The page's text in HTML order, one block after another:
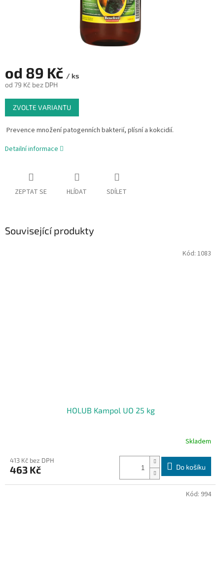
od 89 Kč / ks
od 79 Kč bez DPH
Měrná
cena:
ZVOLTE VARIANTU
Prevence množení patogenních bakterií, plísní a kokcidií.
Detailní informace
ZEPTAT SE HLÍDAT SDÍLET
Související produkty
HOLUB Kampol UO 25 kg
Skladem
413 Kč bez DPH
463 Kč Do košíku
Kód: 1083
Kód: 994